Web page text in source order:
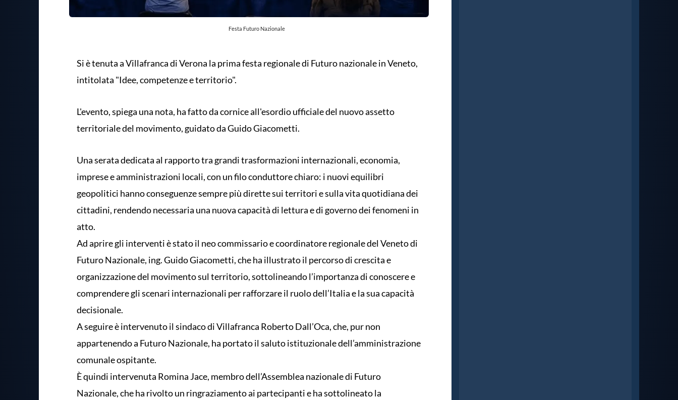
Festa Futuro Nazionale
Si è tenuta a Villafranca di Verona la prima festa regionale di Futuro nazionale in Veneto,
intitolata "Idee, competenze e territorio".
L'evento, spiega una nota, ha fatto da cornice all'esordio ufficiale del nuovo assetto
territoriale del movimento, guidato da Guido Giacometti.
Una serata dedicata al rapporto tra grandi trasformazioni internazionali, economia,
imprese e amministrazioni locali, con un filo conduttore chiaro: i nuovi equilibri
geopolitici hanno conseguenze sempre più dirette sui territori e sulla vita quotidiana dei
cittadini, rendendo necessaria una nuova capacità di lettura e di governo dei fenomeni in
atto.
Ad aprire gli interventi è stato il neo commissario e coordinatore regionale del Veneto di
Futuro Nazionale, ing. Guido Giacometti, che ha illustrato il percorso di crescita e
organizzazione del movimento sul territorio, sottolineando l’importanza di conoscere e
comprendere gli scenari internazionali per rafforzare il ruolo dell’Italia e la sua capacità
decisionale.
A seguire è intervenuto il sindaco di Villafranca Roberto Dall’Oca, che, pur non
appartenendo a Futuro Nazionale, ha portato il saluto istituzionale dell’amministrazione
comunale ospitante.
È quindi intervenuta Romina Jace, membro dell’Assemblea nazionale di Futuro
Nazionale, che ha rivolto un ringraziamento ai partecipanti e ha sottolineato la